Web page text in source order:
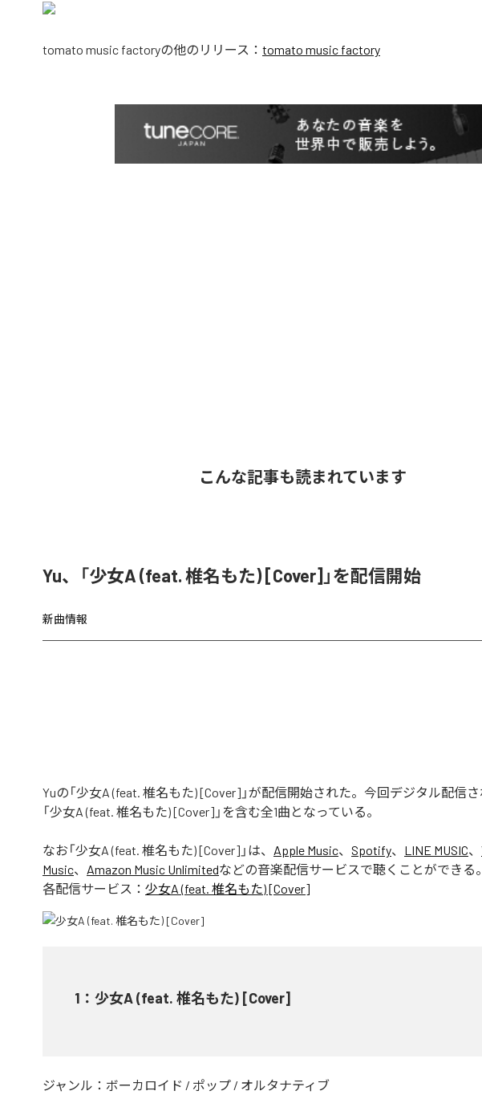
tomato music factoryの他のリリース： tomato music factory
こんな記事も読まれています
Yu、「少女A (feat. 椎名もた) [Cover]」を配信開始
新曲情報
Yuの「少女A (feat. 椎名もた) [Cover]」が配信開始された。今回デジタル配信さ
「少女A (feat. 椎名もた) [Cover]」を含む全1曲となっている。
なお「少女A (feat. 椎名もた) [Cover] 」は、 Apple Music、 Spotify、 LINE MUSIC、
Music、 Amazon Music Unlimitedなどの音楽配信サービスで聴くことができる。
各配信サービス： 少女A (feat. 椎名もた) [Cover]
1 ： 少女A (feat. 椎名もた) [Cover]
ジャンル： ボーカロイド / ポップ / オルタナティブ